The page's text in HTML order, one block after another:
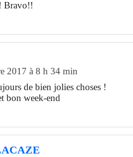
Bravo!!
2017 à 8 h 34 min
de bien jolies choses !
bon week-end